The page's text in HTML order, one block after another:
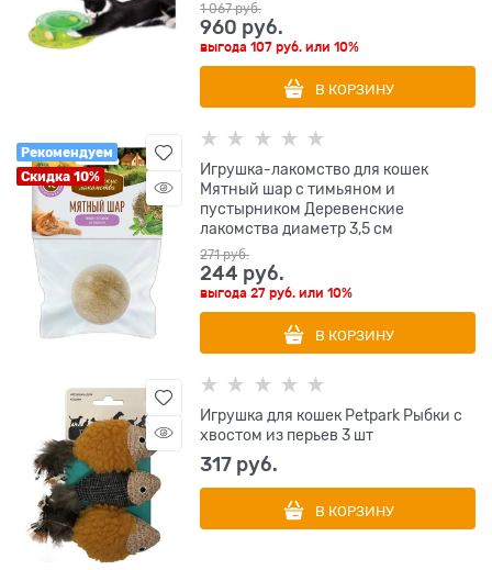
1 067 руб.
960 руб.
выгода107 руб. или10%
В КОРЗИНУ
Рекомендуем
Скидка 10%
Игрушка-лакомство для кошек
Мятный шар с тимьяном и
пустырником Деревенские
лакомства диаметр 3,5 см
271 руб.
244 руб.
выгода27 руб. или10%
В КОРЗИНУ
Игрушка для кошек Petpark Рыбки с
хвостом из перьев 3 шт
317 руб.
В КОРЗИНУ